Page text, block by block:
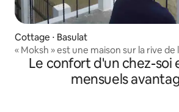
Cottage ⋅ Basulat
« Moksh » est une maison sur la rive
Le confort d'un chez-soi
mensuels